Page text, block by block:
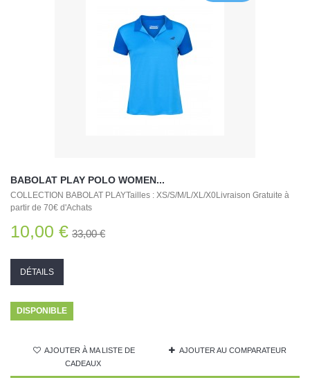
BABOLAT PLAY POLO WOMEN...
COLLECTION BABOLAT PLAYTailles : XS/S/M/L/XL/X0Livraison Gratuite à
partir de 70€ d'Achats
10,00 € 33,00 €
DÉTAILS
DISPONIBLE
AJOUTER À MA LISTE DE
CADEAUX
AJOUTER AU COMPARATEUR